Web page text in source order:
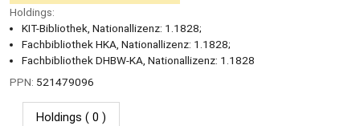
Holdings:
KIT-Bibliothek, Nationallizenz: 1.1828;
Fachbibliothek HKA, Nationallizenz: 1.1828;
Fachbibliothek DHBW-KA, Nationallizenz: 1.1828
PPN: 521479096
Holdings ( 0 )